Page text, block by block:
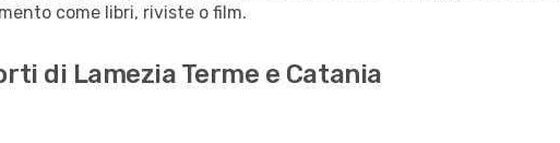
come libri, riviste o film.
di Lamezia Terme e Catania